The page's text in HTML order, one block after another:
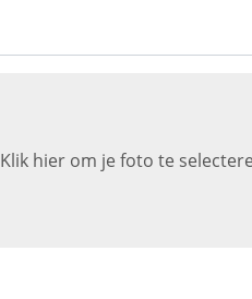
Klik hier om je foto te